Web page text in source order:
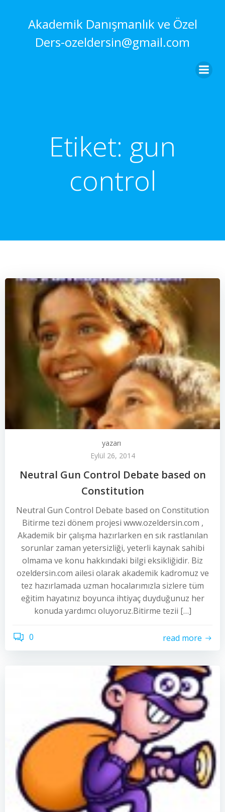
Akademik Danışmanlık ve Özel
Ders-ozeldersin@gmail.com
Etiket: gun
control
yazarı
Eylül 26, 2014
Neutral Gun Control Debate based on
Constitution
Neutral Gun Control Debate based on Constitution
Bitirme tezi dönem projesi www.ozeldersin.com ,
Akademik bir çalışma hazırlarken en sık rastlanılan
sorunlar zaman yetersizliği, yeterli kaynak sahibi
olmama ve konu hakkındaki bilgi eksikliğidir. Biz
ozeldersin.com ailesi olarak akademik kadromuz ve
tez hazırlamada uzman hocalarımızla sizlere tüm
eğitim hayatınız boyunca ihtiyaç duyduğunuz her
konuda yardımcı oluyoruz.Bitirme tezii […]
0 read more